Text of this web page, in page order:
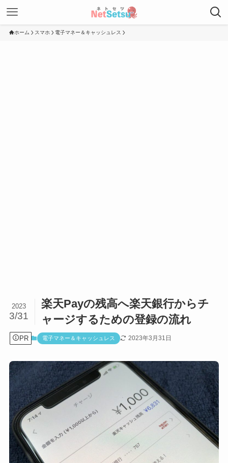
ホーム スマホ 電子マネー＆キャッシュレス
楽天Payの残高へ楽天銀行からチ
ャージするための登録の流れ
2023
3/31
PR 電子マネー＆キャッシュレス 2023年3月31日